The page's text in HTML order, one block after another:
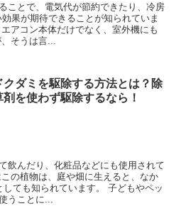
ことで、電気代が節約できたり、冷房
果が期待できることが知られていま
アコン本体だけでなく、室外機にも
そうは言...
クダミを駆除する方法とは？除
剤を使わず駆除するなら！
飲んだり、化粧品などにも使用されて
の植物は、庭や畑に生えると、なか
ても知られています。 子どもやペッ
うことに...